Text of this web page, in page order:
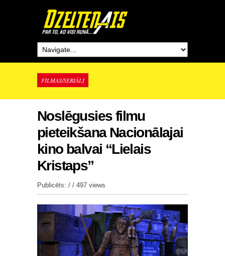
FILMAS/SERIĀLI
Noslēgusies filmu
pieteikšana Nacionālajai
kino balvai “Lielais
Kristaps”
Publicēts: / / 497 views